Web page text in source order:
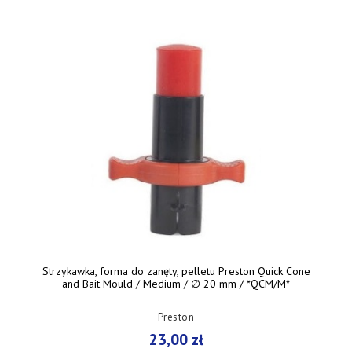
Strzykawka, forma do zanęty, pelletu Preston Quick Cone
and Bait Mould / Medium / ∅ 20 mm / *QCM/M*
Preston
23,00 zł